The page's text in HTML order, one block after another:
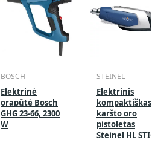
BOSCH
Elektrinė
orapūtė Bosch
GHG 23-66, 2300
W
STEINEL
Elektrinis
kompaktiškas
karšto oro
pistoletas
Steinel HL